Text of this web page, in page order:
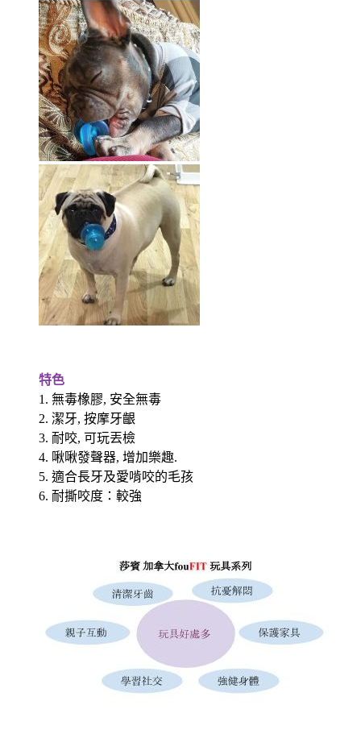
特色
1. 無毒橡膠, 安全無毒
2. 潔牙, 按摩牙齦
3. 耐咬, 可玩丟檢
4. 啾啾發聲器, 增加樂趣.
5. 適合長牙及愛啃咬的毛孩
6. 耐撕咬度：較強